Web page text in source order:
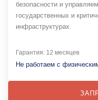
безопасности и
государственных и
инфраструктурах.
Гарантия: 12 месяцев
Не работаем с